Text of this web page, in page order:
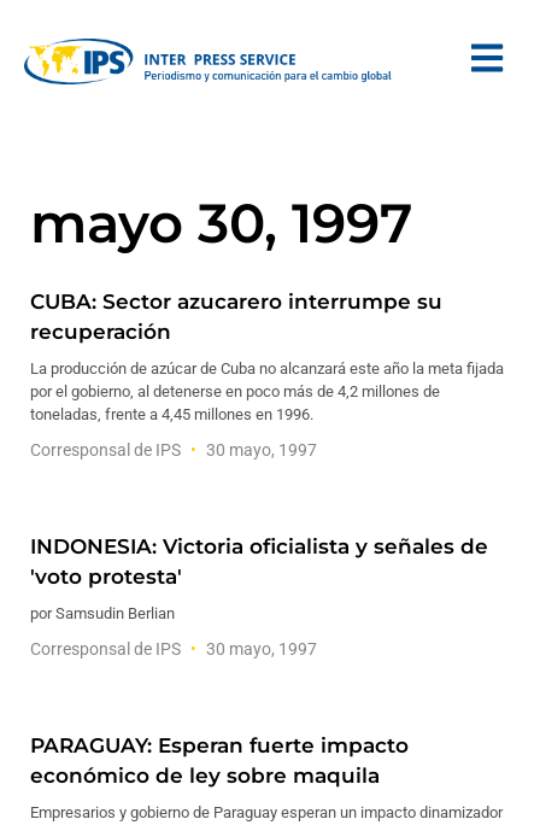
mayo 30, 1997
CUBA: Sector azucarero interrumpe su
recuperación
La producción de azúcar de Cuba no alcanzará este año la meta fijada
por el gobierno, al detenerse en poco más de 4,2 millones de
toneladas, frente a 4,45 millones en 1996.
Corresponsal de IPS 30 mayo, 1997
INDONESIA: Victoria oficialista y señales de
'voto protesta'
por Samsudin Berlian
Corresponsal de IPS 30 mayo, 1997
PARAGUAY: Esperan fuerte impacto
económico de ley sobre maquila
Empresarios y gobierno de Paraguay esperan un impacto dinamizador